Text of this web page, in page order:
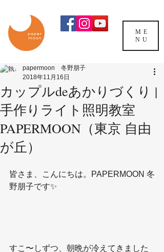
ME
NU
カップルdeあかりづくり |
手作りライト照明教室
PAPERMOON（東京 自由
が丘）
papermoon 冬野朋子
2018年11月16日
皆さま、こんにちは。PAPERMOON 冬
野朋子です✨
すこ〜しずつ、朝晩が冷えてきました